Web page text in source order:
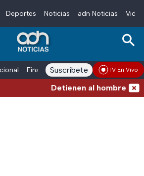
Deportes Noticias adn Noticias
Finanzas adn Noticias Radio
Suscríbete TV En Vivo
Detienen al hombre que